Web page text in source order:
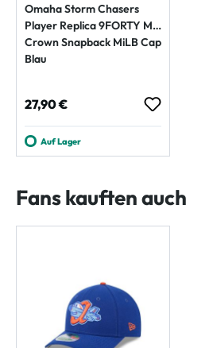
Omaha Storm Chasers
Player Replica 9FORTY M-
Crown Snapback MiLB Cap
Blau
Regulärer Preis:
27,90 €
Auf Lager
Fans kauften auch